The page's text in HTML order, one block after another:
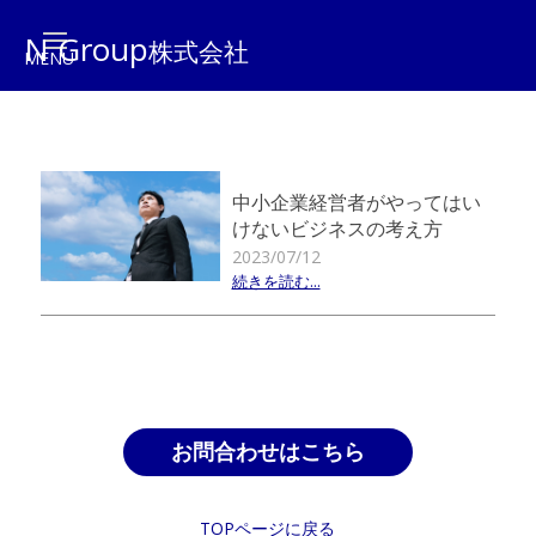
N Group株式会社
中小企業経営者がやってはい
けないビジネスの考え方
2023/07/12
続きを読む...
お問合わせはこちら
TOPページに戻る